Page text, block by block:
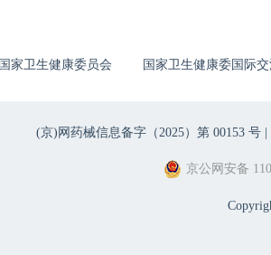
国家卫生健康委员会 国家卫生健康委国际
(京)网药械信息备字（2025）第 00153 号 |
京公网安备